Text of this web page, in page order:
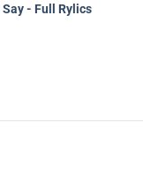
- Full Rylics